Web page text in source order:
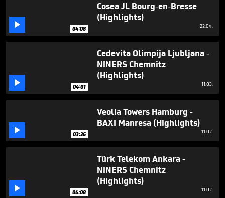
seconds
 04:08
Cosea JL Bourg-en-Bresse
(Highlights)
22.04.
 04:01
Cedevita Olimpija Ljubljana -
NINERS Chemnitz
(Highlights)
11.03.
 03:26
Veolia Towers Hamburg -
BAXI Manresa (Highlights)
11.02.
 04:08
Türk Telekom Ankara -
NINERS Chemnitz
(Highlights)
11.02.